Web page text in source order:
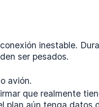
inestable.
ser pesados.
avión.
que realmente
plan aún tenga datos